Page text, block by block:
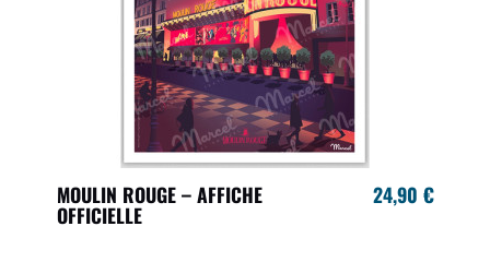
MOULIN ROUGE – AFFICHE
OFFICIELLE
24,90 €